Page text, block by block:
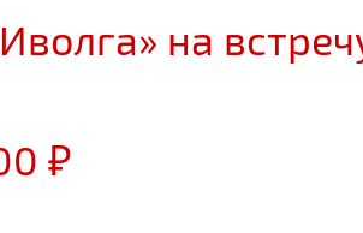
на
₽